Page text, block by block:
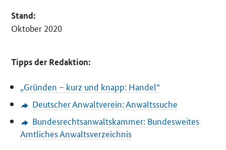
Stand:
Oktober 2020
Tipps der Redaktion:
„Gründen – kurz und knapp: Handel“
Deutscher Anwaltverein: Anwaltssuche
Bundesrechtsanwaltskammer: Bundesweites
Amtliches Anwaltsverzeichnis